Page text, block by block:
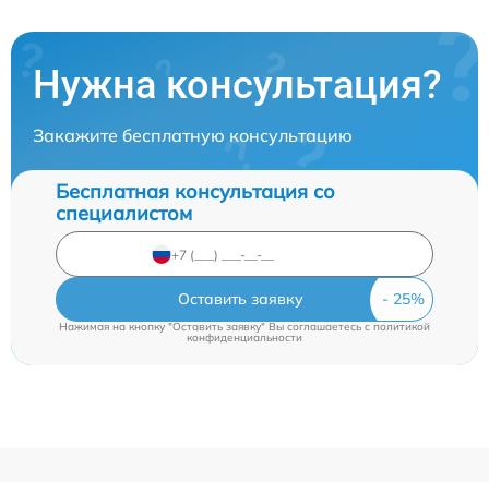
Нужна консультация?
Закажите бесплатную консультацию
Бесплатная консультация со
специалистом
Оставить заявку
Нажимая на кнопку "Оставить заявку" Вы соглашаетесь c политикой
конфиденциальности